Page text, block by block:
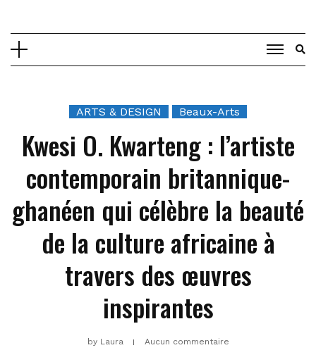
ARTS & DESIGN Beaux-Arts
Kwesi O. Kwarteng : l’artiste
contemporain britannique-
ghanéen qui célèbre la beauté
de la culture africaine à
travers des œuvres
inspirantes
byLaura Aucun commentaire